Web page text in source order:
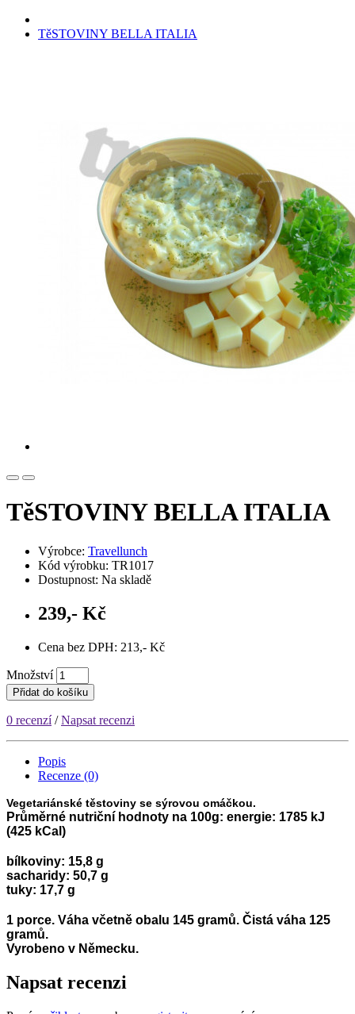
TěSTOVINY BELLA ITALIA
TěSTOVINY BELLA ITALIA
Výrobce: Travellunch
Kód výrobku: TR1017
Dostupnost: Na skladě
239,- Kč
Cena bez DPH: 213,- Kč
Množství
Přidat do košíku
0 recenzí/Napsat recenzi
Popis
Recenze (0)
Vegetariánské těstoviny se sýrovou omáčkou.
Průměrné nutriční hodnoty na 100g: energie: 1785 kJ
(425 kCal)
bílkoviny: 15,8 g
sacharidy: 50,7 g
tuky: 17,7 g
1 porce. Váha včetně obalu 145 gramů. Čistá váha 125
gramů.
Vyrobeno v Německu.
Napsat recenzi